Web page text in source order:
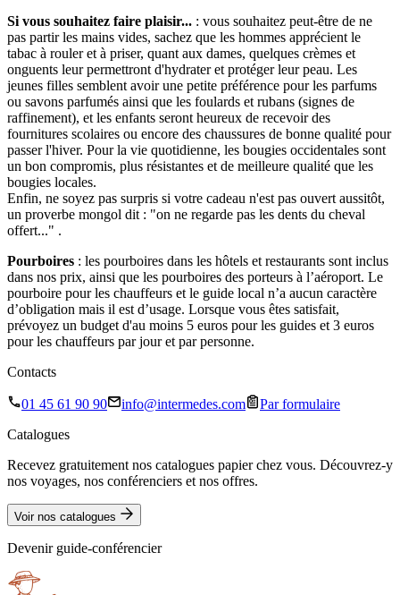
Si vous souhaitez faire plaisir... : vous souhaitez peut-être de ne
pas partir les mains vides, sachez que les hommes apprécient le
tabac à rouler et à priser, quant aux dames, quelques crèmes et
onguents leur permettront d'hydrater et protéger leur peau. Les
jeunes filles semblent avoir une petite préférence pour les parfums
ou savons parfumés ainsi que les foulards et rubans (signes de
raffinement), et les enfants seront heureux de recevoir des
fournitures scolaires ou encore des chaussures de bonne qualité pour
passer l'hiver. Pour la vie quotidienne, les bougies occidentales sont
un bon compromis, plus résistantes et de meilleure qualité que les
bougies locales.
Enfin, ne soyez pas surpris si votre cadeau n'est pas ouvert aussitôt,
un proverbe mongol dit : "on ne regarde pas les dents du cheval
offert..." .
Pourboires : les pourboires dans les hôtels et restaurants sont inclus
dans nos prix, ainsi que les pourboires des porteurs à l’aéroport. Le
pourboire pour les chauffeurs et le guide local n’a aucun caractère
d’obligation mais il est d’usage. Lorsque vous êtes satisfait,
prévoyez un budget d'au moins 5 euros pour les guides et 3 euros
pour les chauffeurs par jour et par personne.
Contacts
01 45 61 90 90 info@intermedes.com
Par formulaire
Catalogues
Recevez gratuitement nos catalogues papier chez vous. Découvrez-y
nos voyages, nos conférenciers et nos offres.
Voir nos catalogues
Devenir guide-conférencier